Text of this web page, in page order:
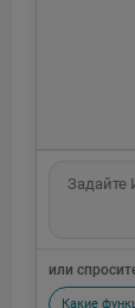
или
Какие